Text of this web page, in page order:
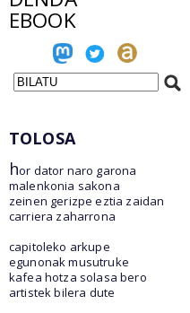
EBOOK
TOLOSA
hor dator naro garona
malenkonia sakona
zeinen gerizpe eztia zaidan
carriera zaharrona
capitoleko arkupe
egunonak musutruke
kafea hotza solasa bero
artistek bilera dute